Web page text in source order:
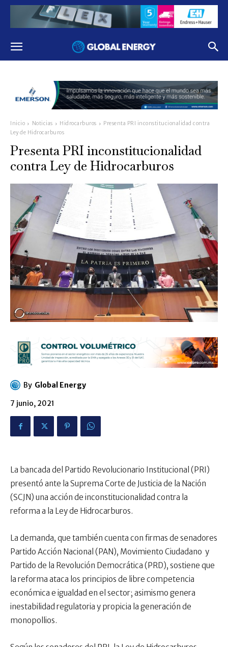
Inicio Noticias Hidrocarburos
Presenta PRI inconstitucionalidad contra
Ley de Hidrocarburos
Presenta PRI inconstitucionalidad
contra Ley de Hidrocarburos
By Global Energy
7 junio, 2021
La bancada del Partido Revolucionario Institucional (PRI)
presentó ante la Suprema Corte de Justicia de la Nación
(SCJN) una acción de inconstitucionalidad contra la
reforma a la Ley de Hidrocarburos.
La demanda, que también cuenta con firmas de senadores
Partido Acción Nacional (PAN), Movimiento Ciudadano y
Partido de la Revolución Democrática (PRD), sostiene que
la reforma ataca los principios de libre competencia
económica e igualdad en el sector; asimismo genera
inestabilidad regulatoria y propicia la generación de
monopollios.